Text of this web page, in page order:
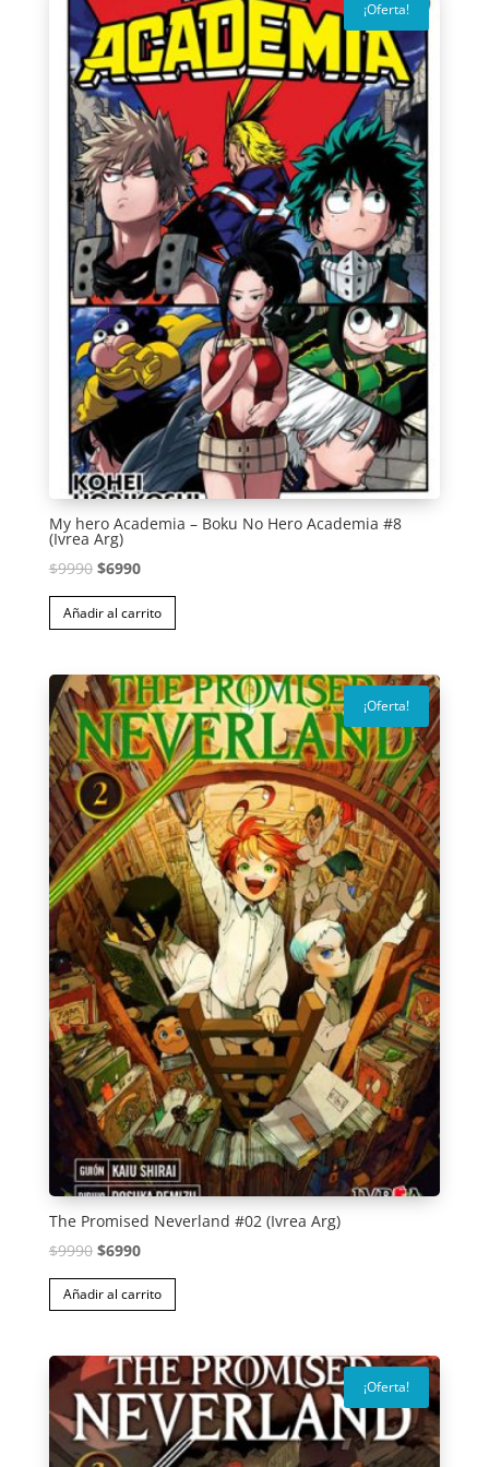
¡Oferta!
My hero Academia – Boku No Hero Academia #8
(Ivrea Arg)
$9990 El
precio
original
$9990.
$6990El
precio
actual
$6990.
Añadir al carrito
¡Oferta!
The Promised Neverland #02 (Ivrea Arg)
$9990 El
precio
original
$9990.
$6990El
precio
actual
$6990.
Añadir al carrito
¡Oferta!